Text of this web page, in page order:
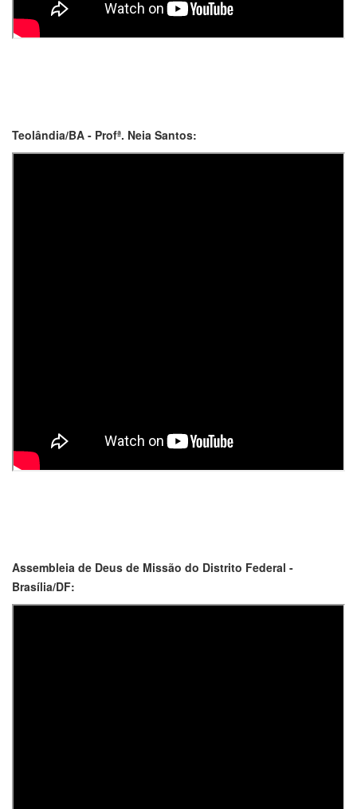
Teolândia/BA - Profª. Neia Santos:
Assembleia de Deus de Missão do Distrito Federal -
Brasília/DF: